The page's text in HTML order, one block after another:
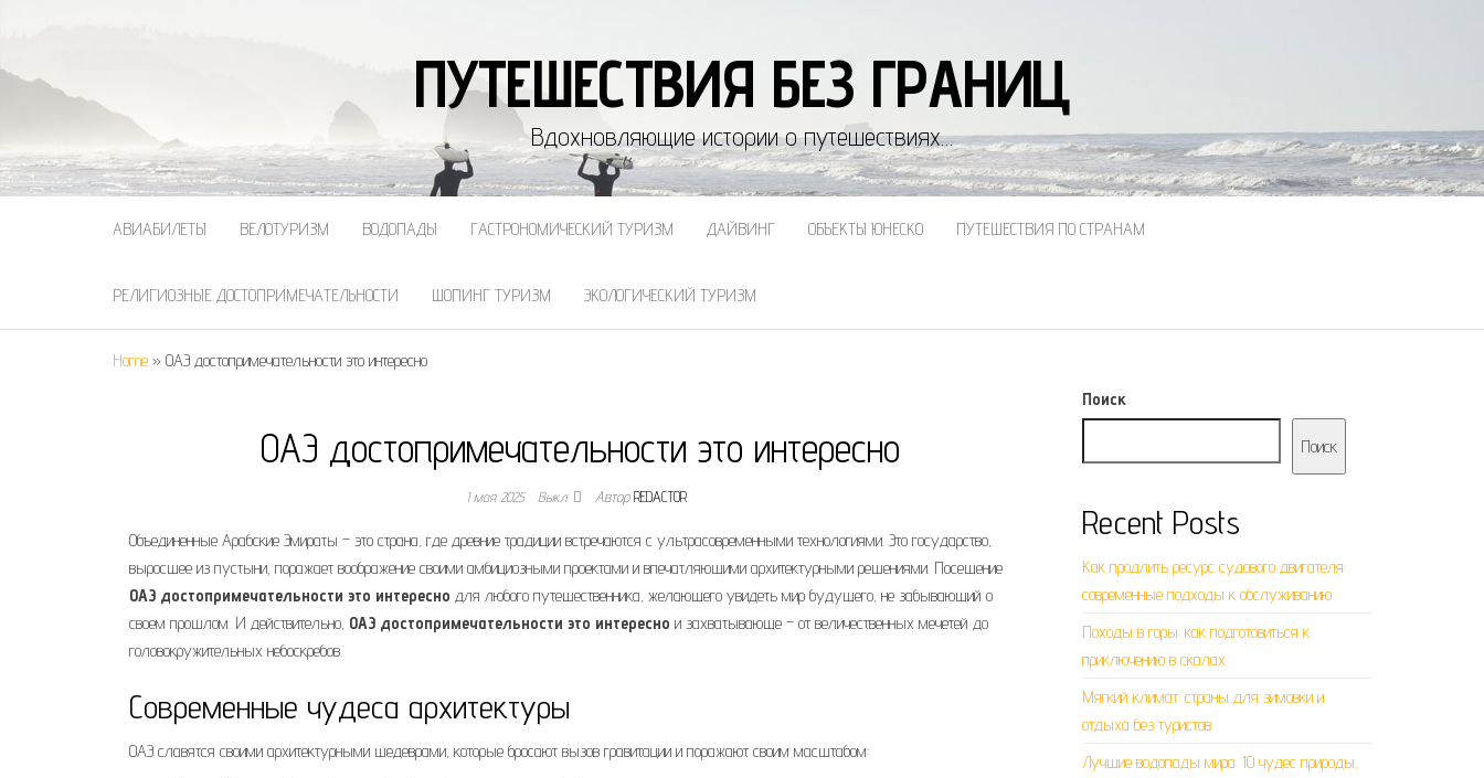
ПУТЕШЕСТВИЯ БЕЗ ГРАНИЦ
Вдохновляющие истории о путешествиях…
АВИАБИЛЕТЫ ВЕЛОТУРИЗМ ВОДОПАДЫ ГАСТРОНОМИЧЕСКИЙ ТУРИЗМ ДАЙВИНГ ОБЪЕКТЫ ЮНЕСКО ПУТЕШЕСТВИЯ ПО СТРАНАМ
РЕЛИГИОЗНЫЕ ДОСТОПРИМЕЧАТЕЛЬНОСТИ ШОПИНГ ТУРИЗМ ЭКОЛОГИЧЕСКИЙ ТУРИЗМ
Home » ОАЭ достопримечательности это интересно
ОАЭ достопримечательности это интересно
1 мая 2025 Выкл. АвторREDACTOR
Объединенные Арабские Эмираты – это страна, где древние традиции встречаются с ультрасовременными технологиями. Это государство,
выросшее из пустыни, поражает воображение своими амбициозными проектами и впечатляющими архитектурными решениями. Посещение
ОАЭ достопримечательности это интересно для любого путешественника, желающего увидеть мир будущего, не забывающий о
своем прошлом. И действительно, ОАЭ достопримечательности это интересно и захватывающе – от величественных мечетей до
головокружительных небоскребов.
Современные чудеса архитектуры
ОАЭ славятся своими архитектурными шедеврами, которые бросают вызов гравитации и поражают своим масштабом:
Поиск
Поиск
Recent Posts
Как продлить ресурс судового двигателя:
современные подходы к обслуживанию
Походы в горы: как подготовиться к
приключению в скалах
Мягкий климат: страны для зимовки и
отдыха без туристов
Лучшие водопады мира: 10 чудес природы,